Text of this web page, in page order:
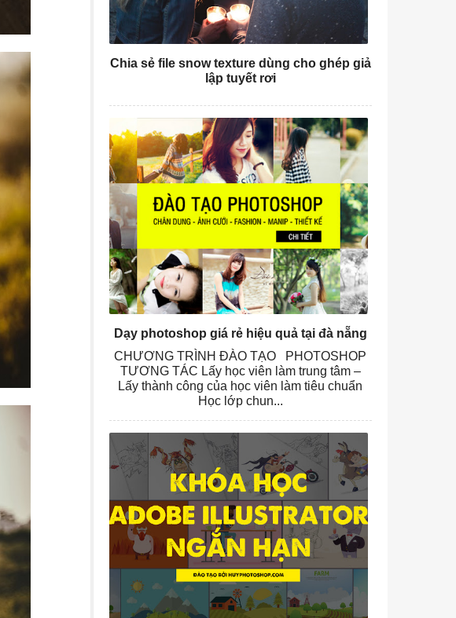
Chia sẻ file snow texture dùng cho ghép giả
lập tuyết rơi
Dạy photoshop giá rẻ hiệu quả tại đà nẵng
CHƯƠNG TRÌNH ĐÀO TẠO PHOTOSHOP
TƯƠNG TÁC Lấy học viên làm trung tâm –
Lấy thành công của học viên làm tiêu chuẩn
Học lớp chun...